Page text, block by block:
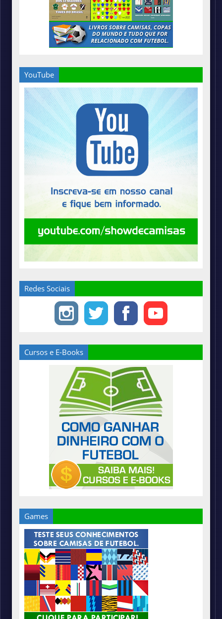
YouTube
Redes Sociais
Cursos e E-Books
Games